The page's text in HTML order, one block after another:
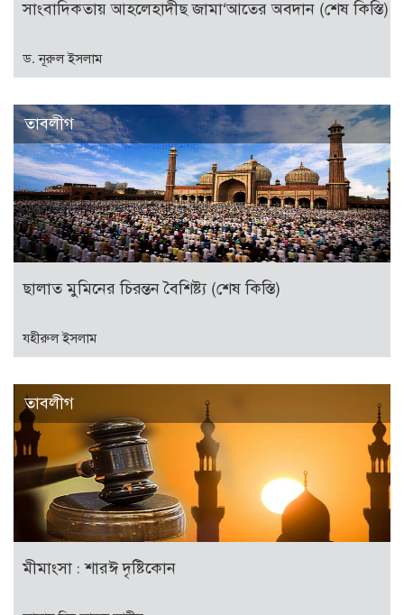
সাংবাদিকতায় আহলেহাদীছ জামা‘আতের অবদান (শেষ কিস্তি)
ড. নূরুল ইসলাম
তাবলীগ
ছালাত মুমিনের চিরন্তন বৈশিষ্ট্য (শেষ কিস্তি)
যহীরুল ইসলাম
তাবলীগ
মীমাংসা : শারঈ দৃষ্টিকোন